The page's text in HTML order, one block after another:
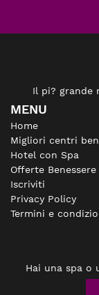
Il pi? grande
MENU
Home
Migliori centri
Hotel con Spa
Offerte Benessere
Iscriviti
Privacy Policy
Termini e
Hai una spa o